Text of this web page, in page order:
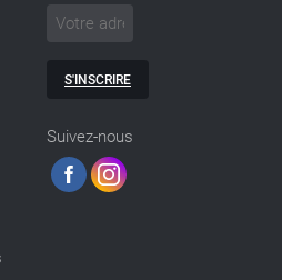
S'INSCRIRE
Suivez-nous